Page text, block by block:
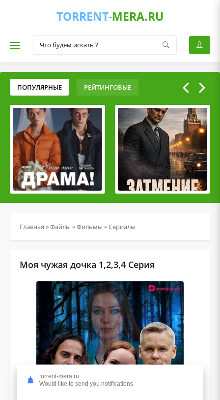
TORRENT-MERA.RU
ПОПУЛЯРНЫЕ РЕЙТИНГОВЫЕ
Главная »Файлы »Фильмы »Сериалы
Моя чужая дочка 1,2,3,4 Серия
torrent-mera.ru
Would like to send you notifications